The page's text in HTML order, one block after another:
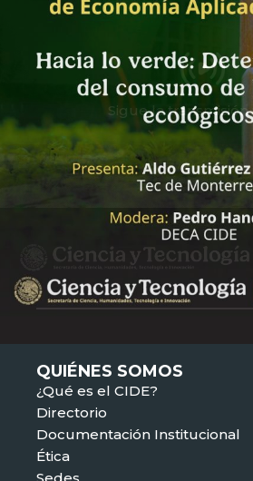
Sigue la transmisión
QUIÉNES SOMOS
¿Qué es el CIDE?
Directorio
Documentación Institucional
Ética